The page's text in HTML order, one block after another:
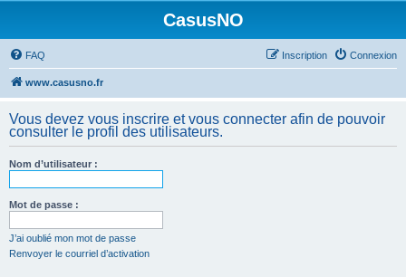
CasusNO
FAQ Connexion
Inscription
www.casusno.fr
Vous devez vous inscrire et vous connecter afin de pouvoir
consulter le profil des utilisateurs.
Nom d’utilisateur :
Mot de passe :
J’ai oublié mon mot de passe
Renvoyer le courriel d’activation